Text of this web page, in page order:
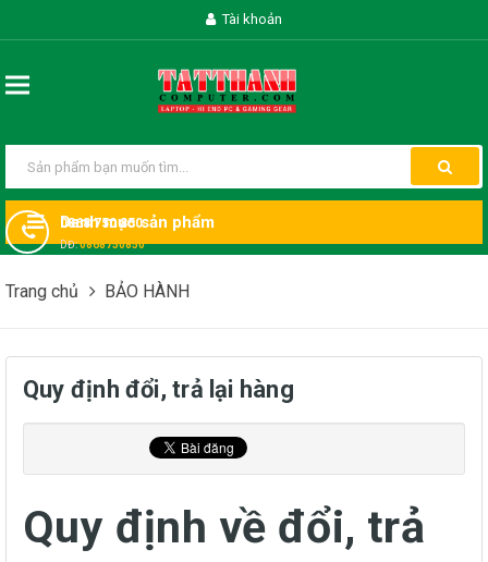
Tài khoản
0868 750 850
DĐ:0868750850
Danh mục sản phẩm
Trang chủ BẢO HÀNH
Quy định đổi, trả lại hàng
Quy định về đổi, trả